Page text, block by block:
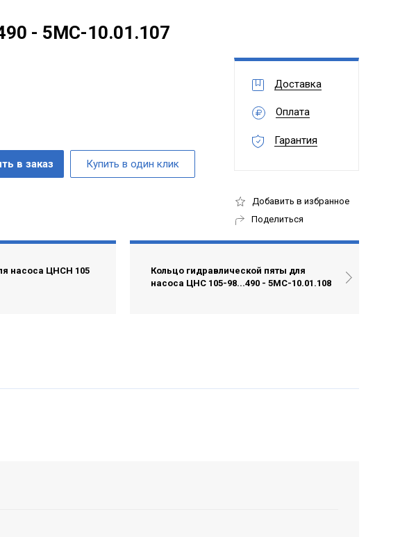
- 5МС-10.01.107
Доставка
Оплата
Гарантия
Добавить в избранное
Поделиться
насоса ЦНСН 105
Кольцо гидравлической пяты для
насоса ЦНС 105-98...490 - 5МС-10.01.108